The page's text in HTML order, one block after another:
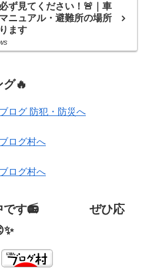
ず見てください！🚨｜車
ニュアル・避難所の場所
ます
🔥
中です📻 ぜひ応